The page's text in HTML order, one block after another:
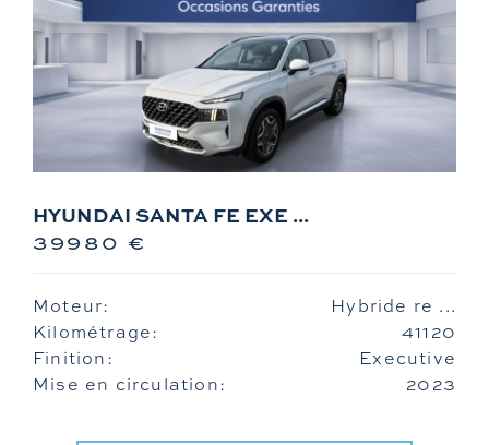
HYUNDAI SANTA FE EXE ...
39980 €
Moteur:
Hybride re ...
Kilométrage:
41120
Finition:
Executive
Mise en circulation:
2023